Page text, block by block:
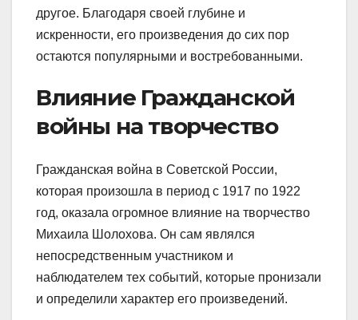
другое. Благодаря своей глубине и
искренности, его произведения до сих пор
остаются популярными и востребованными.
Влияние Гражданской
войны на творчество
Гражданская война в Советской России,
которая произошла в период с 1917 по 1922
год, оказала огромное влияние на творчество
Михаила Шолохова. Он сам являлся
непосредственным участником и
наблюдателем тех событий, которые пронизали
и определили характер его произведений.